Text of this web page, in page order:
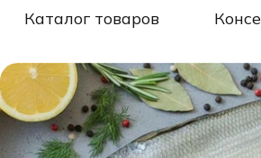
Каталог товаров